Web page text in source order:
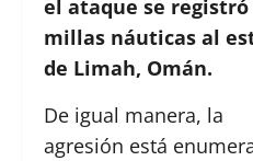
el ataque se registró
millas náuticas al
de Limah, Omán.
De igual manera, la
agresión está